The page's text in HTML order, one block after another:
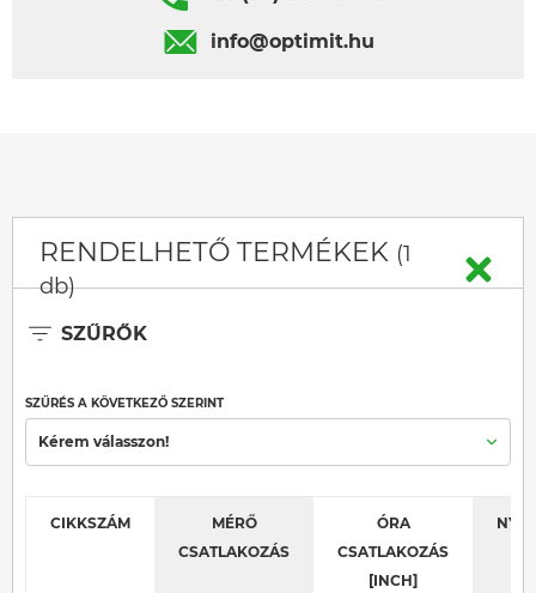
info@optimit.hu
RENDELHETŐ TERMÉKEK (1
db)
SZŰRŐK
SZŰRÉS A KÖVETKEZŐ SZERINT
Kérem válasszon!
CIKKSZÁM
MÉRŐ
CSATLAKOZÁS
ÓRA
CSATLAKOZÁS
[INCH]